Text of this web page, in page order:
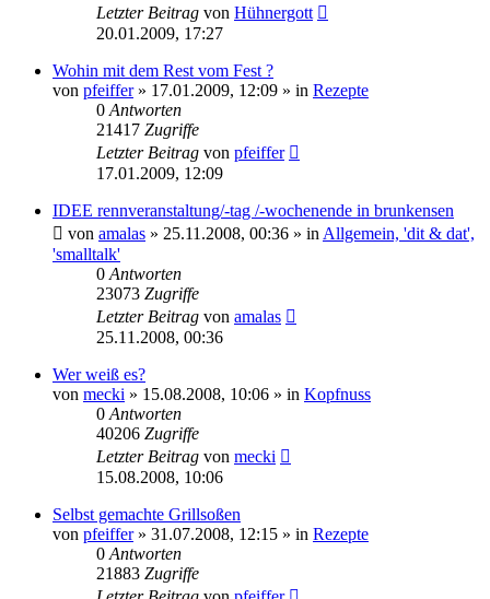
Letzter Beitrag von Hühnergott
20.01.2009, 17:27
Wohin mit dem Rest vom Fest ?
von pfeiffer» 17.01.2009, 12:09 » in Rezepte
0 Antworten
21417 Zugriffe
Letzter Beitrag von pfeiffer
17.01.2009, 12:09
IDEE rennveranstaltung/-tag /-wochenende in brunkensen
von amalas » 25.11.2008, 00:36 » in Allgemein, 'dit & dat',
'smalltalk'
0 Antworten
23073 Zugriffe
Letzter Beitrag von amalas
25.11.2008, 00:36
Wer weiß es?
von mecki » 15.08.2008, 10:06 » in Kopfnuss
0 Antworten
40206 Zugriffe
Letzter Beitrag von mecki
15.08.2008, 10:06
Selbst gemachte Grillsoßen
von pfeiffer» 31.07.2008, 12:15 » in Rezepte
0 Antworten
21883 Zugriffe